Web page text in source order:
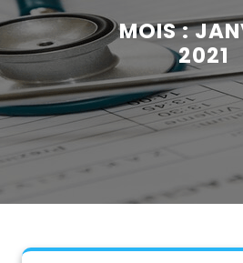
MOIS :
2021